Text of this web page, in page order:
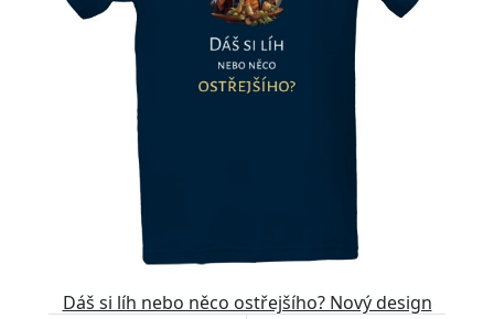
Dáš si líh nebo něco ostřejšího? Nový design